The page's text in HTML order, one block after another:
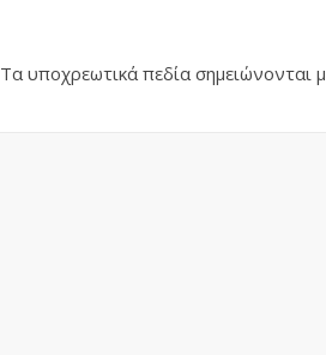
Τα υποχρεωτικά πεδία σημειώνονται